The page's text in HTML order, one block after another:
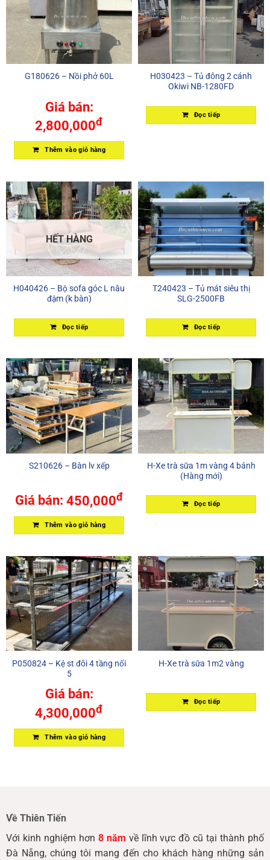
G180626 – Nồi phở 60L
Giá bán:
2,800,000đ
Thêm vào giỏ hàng
H030423 – Tủ đông 2 cánh
Okiwi NB-1280FD
Đọc tiếp
HẾT HÀNG
H040426 – Bộ sofa góc L nâu
đậm (k bàn)
Đọc tiếp
T240423 – Tủ mát siêu thị
SLG-2500FB
Đọc tiếp
S210626 – Bàn lv xếp
Giá bán: 450,000đ
Thêm vào giỏ hàng
H-Xe trà sữa 1m vàng 4 bánh
(Hàng mới)
Đọc tiếp
P050824 – Kệ st đôi 4 tầng nối
5
Giá bán:
4,300,000đ
Thêm vào giỏ hàng
H-Xe trà sữa 1m2 vàng
Đọc tiếp
Về Thiên Tiến
Với kinh nghiệm hơn 8 năm về lĩnh vực đồ cũ tại thành phố
Đà Nẵng, chúng tôi mang đến cho khách hàng những sản